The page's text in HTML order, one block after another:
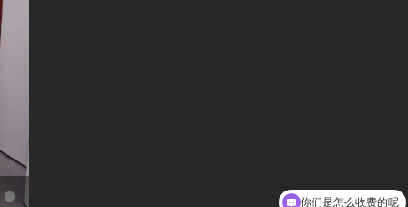
你们是怎么收费的呢